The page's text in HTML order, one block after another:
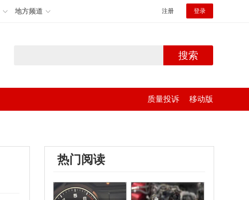
地方频道 注册 登录
搜索
质量投诉 移动版
热门阅读